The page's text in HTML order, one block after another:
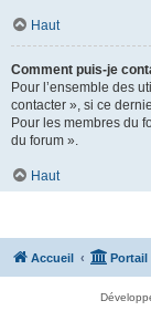
Haut
Comment puis-je
Pour l’ensemble des
contacter », si ce
Pour les membres du
du forum ».
Haut
Accueil Portail